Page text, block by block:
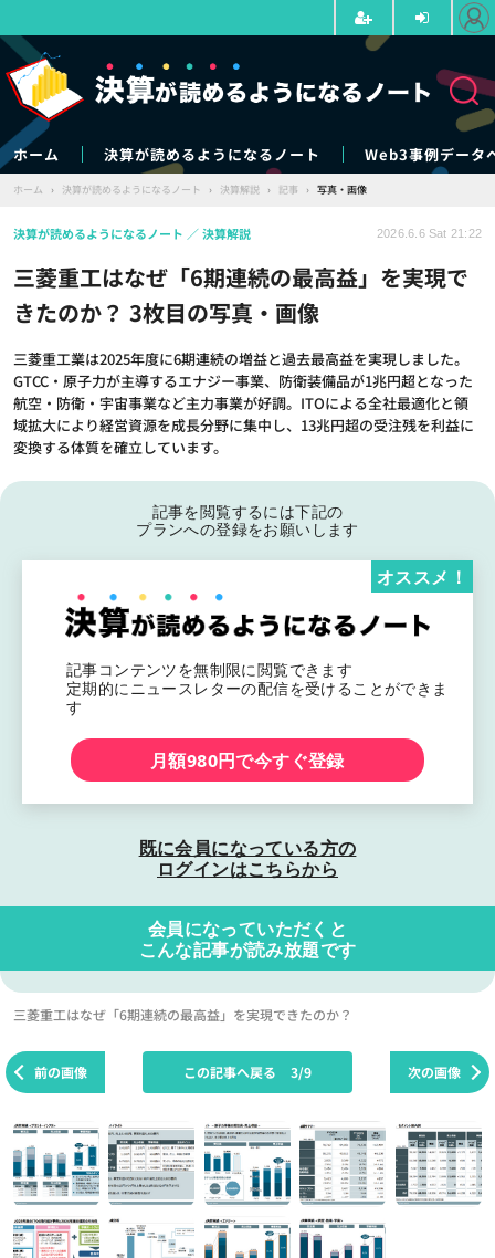
ホーム 決算が読めるようになるノート Web3事例データ
ホーム › 決算が読めるようになるノート › 決算解説 › 記事 › 写真・画像
三菱重工はなぜ「6期連続の最高益」を実現で
きたのか？ 3枚目の写真・画像
三菱重工業は2025年度に6期連続の増益と過去最高益を実現しました。
GTCC・原子力が主導するエナジー事業、防衛装備品が1兆円超となった
航空・防衛・宇宙事業など主力事業が好調。ITOによる全社最適化と領
域拡大により経営資源を成長分野に集中し、13兆円超の受注残を利益に
変換する体質を確立しています。
決算が読めるようになるノート 決算解説 2026.6.6 Sat 21:22
記事を閲覧するには下記の
プランへの登録をお願いします
記事コンテンツを無制限に閲覧できます
定期的にニュースレターの配信を受けることができま
す
オススメ！
月額980円で今すぐ登録
既に会員になっている方の
ログインはこちらから
会員になっていただくと
こんな記事が読み放題です
三菱重工はなぜ「6期連続の最高益」を実現できたのか？
前の画像 次の画像
この記事へ戻る 3/9